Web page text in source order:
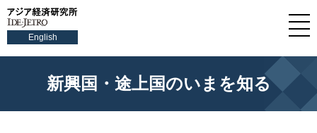
English
新興国・途上国のいまを知る